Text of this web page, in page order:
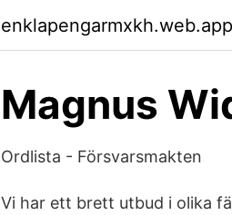
enklapengarmxkh.web.app
Magnus
Ordlista - Försvarsmakten
Vi har ett brett utbud i olika